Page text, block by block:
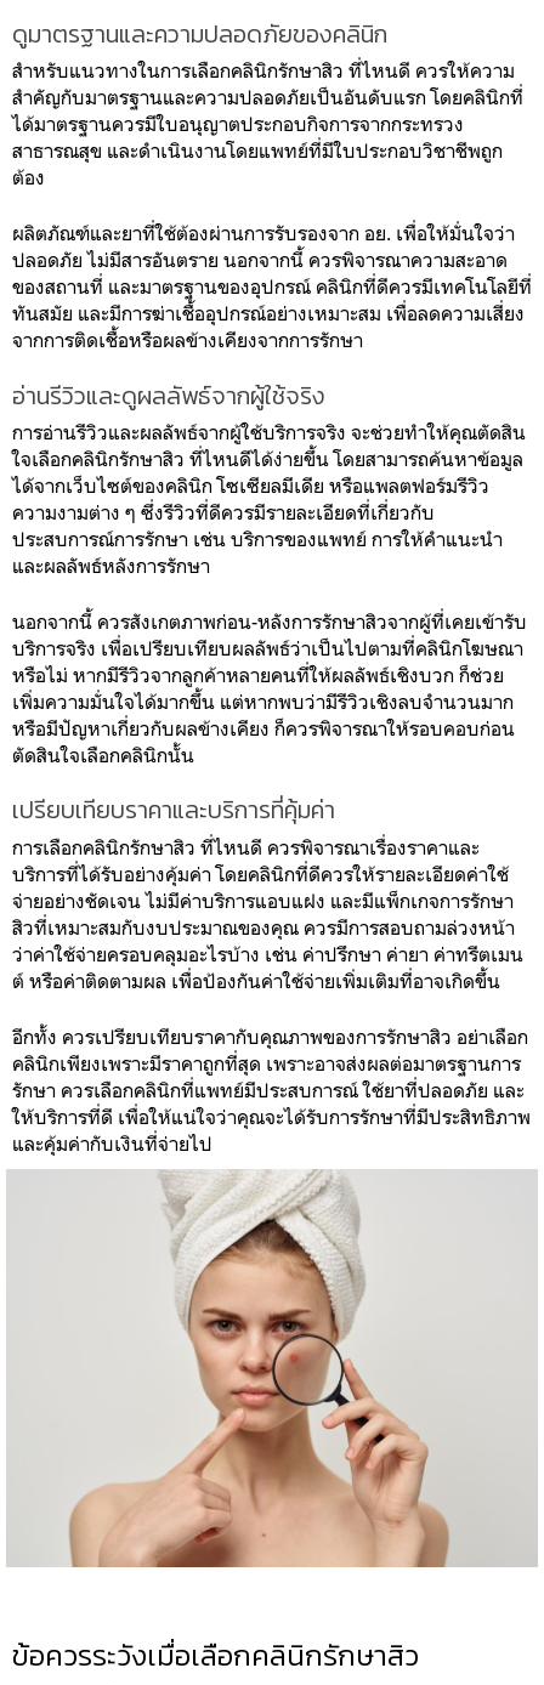
ดูมาตรฐานและความปลอดภัยของคลินิก
สำหรับแนวทางในการเลือกคลินิกรักษาสิว ที่ไหนดี ควรให้ความ
สำคัญกับมาตรฐานและความปลอดภัยเป็นอันดับแรก โดยคลินิกที่
ได้มาตรฐานควรมีใบอนุญาตประกอบกิจการจากกระทรวง
สาธารณสุข และดำเนินงานโดยแพทย์ที่มีใบประกอบวิชาชีพถูก
ต้อง
ผลิตภัณฑ์และยาที่ใช้ต้องผ่านการรับรองจาก อย. เพื่อให้มั่นใจว่า
ปลอดภัย ไม่มีสารอันตราย นอกจากนี้ ควรพิจารณาความสะอาด
ของสถานที่ และมาตรฐานของอุปกรณ์ คลินิกที่ดีควรมีเทคโนโลยีที่
ทันสมัย และมีการฆ่าเชื้ออุปกรณ์อย่างเหมาะสม เพื่อลดความเสี่ยง
จากการติดเชื้อหรือผลข้างเคียงจากการรักษา
อ่านรีวิวและดูผลลัพธ์จากผู้ใช้จริง
การอ่านรีวิวและผลลัพธ์จากผู้ใช้บริการจริง จะช่วยทำให้คุณตัดสิน
ใจเลือกคลินิกรักษาสิว ที่ไหนดีได้ง่ายขึ้น โดยสามารถค้นหาข้อมูล
ได้จากเว็บไซต์ของคลินิก โซเซียลมีเดีย หรือแพลตฟอร์มรีวิว
ความงามต่าง ๆ ซึ่งรีวิวที่ดีควรมีรายละเอียดที่เกี่ยวกับ
ประสบการณ์การรักษา เช่น บริการของแพทย์ การให้คำแนะนำ
และผลลัพธ์หลังการรักษา
นอกจากนี้ ควรสังเกตภาพก่อน-หลังการรักษาสิวจากผู้ที่เคยเข้ารับ
บริการจริง เพื่อเปรียบเทียบผลลัพธ์ว่าเป็นไปตามที่คลินิกโฆษณา
หรือไม่ หากมีรีวิวจากลูกค้าหลายคนที่ให้ผลลัพธ์เชิงบวก ก็ช่วย
เพิ่มความมั่นใจได้มากขึ้น แต่หากพบว่ามีรีวิวเชิงลบจำนวนมาก
หรือมีปัญหาเกี่ยวกับผลข้างเคียง ก็ควรพิจารณาให้รอบคอบก่อน
ตัดสินใจเลือกคลินิกนั้น
เปรียบเทียบราคาและบริการที่คุ้มค่า
การเลือกคลินิกรักษาสิว ที่ไหนดี ควรพิจารณาเรื่องราคาและ
บริการที่ได้รับอย่างคุ้มค่า โดยคลินิกที่ดีควรให้รายละเอียดค่าใช้
จ่ายอย่างชัดเจน ไม่มีค่าบริการแอบแฝง และมีแพ็กเกจการรักษา
สิวที่เหมาะสมกับงบประมาณของคุณ ควรมีการสอบถามล่วงหน้า
ว่าค่าใช้จ่ายครอบคลุมอะไรบ้าง เช่น ค่าปรึกษา ค่ายา ค่าทรีตเมน
ต์ หรือค่าติดตามผล เพื่อป้องกันค่าใช้จ่ายเพิ่มเติมที่อาจเกิดขึ้น
อีกทั้ง ควรเปรียบเทียบราคากับคุณภาพของการรักษาสิว อย่าเลือก
คลินิกเพียงเพราะมีราคาถูกที่สุด เพราะอาจส่งผลต่อมาตรฐานการ
รักษา ควรเลือกคลินิกที่แพทย์มีประสบการณ์ ใช้ยาที่ปลอดภัย และ
ให้บริการที่ดี เพื่อให้แน่ใจว่าคุณจะได้รับการรักษาที่มีประสิทธิภาพ
และคุ้มค่ากับเงินที่จ่ายไป
ข้อควรระวังเมื่อเลือกคลินิกรักษาสิว